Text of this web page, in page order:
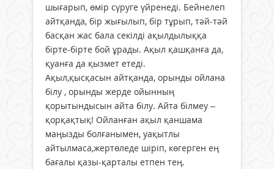
шығарып, өмір сүруге үйренеді. Бейнелеп
айтқанда, бір жығылып, бір тұрып, тәй-тәй
басқан жас бала секілді ақылдылыққа
бірте-бірте бой ұрады. Ақыл қашқанға да,
қуанға да қызмет етеді.
Ақыл,қысқасын айтқанда, орынды ойлана
білу , орынды жерде ойынның
қорытындысын айта білу. Айта білмеу –
қорқақтық! Ойланған ақыл қаншама
маңызды болғанымен, уақытлы
айтылмаса,жертөледе шіріп, көгерген ең
бағалы қазы-қарталы етпен тең.